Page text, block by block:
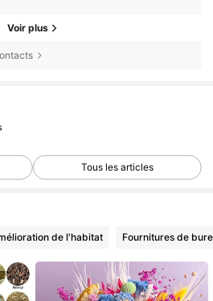
Voir plus
Tous les articles
de l'habitat Fournitures de